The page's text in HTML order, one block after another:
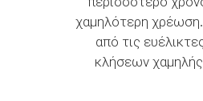
χαμηλότερη χρέωση.
από τις
κλήσεων